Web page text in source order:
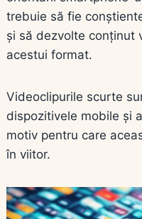
trebuie să fie
și să dezvolte conținut
acestui format.
Videoclipurile scurte
dispozitivele mobile și
motiv pentru care
în viitor.